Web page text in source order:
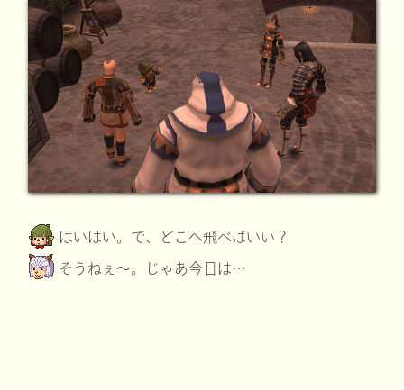
はいはい。で、どこへ飛べばいい？
そうねぇ～。じゃあ今日は…